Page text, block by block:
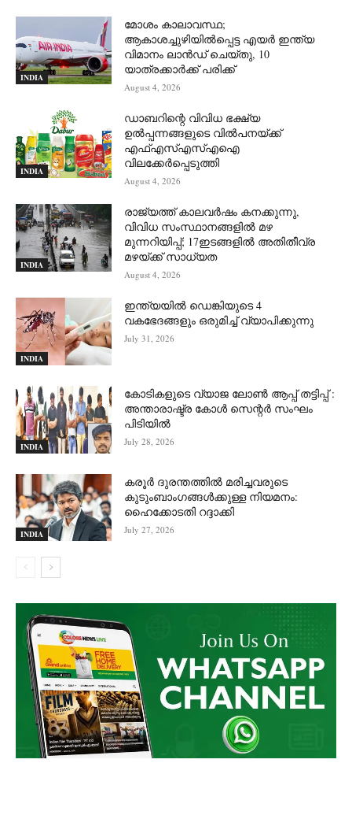
INDIA
മോശം കാലാവസ്ഥ;
ആകാശച്ചുഴിയില്‍പ്പെട്ട എയര്‍ ഇന്ത്യ
വിമാനം ലാന്‍ഡ് ചെയ്തു, 10
യാത്രക്കാര്‍ക്ക് പരിക്ക്
August 4, 2026
INDIA
ഡാബറിന്റെ വിവിധ ഭക്ഷ്യ
ഉൽപ്പന്നങ്ങളുടെ വിൽപനയ്ക്ക്
എഫ്എസ്എസ്എഐ
വിലക്കേർപ്പെടുത്തി
August 4, 2026
INDIA
രാജ്യത്ത് കാലവർഷം കനക്കുന്നു,
വിവിധ സംസ്ഥാനങ്ങളിൽ മഴ
മുന്നറിയിപ്പ്; 17ഇടങ്ങളിൽ അതിതീവ്ര
മഴയ്ക്ക് സാധ്യത
August 4, 2026
INDIA
ഇന്ത്യയിൽ ഡെങ്കിയുടെ 4
വകഭേദങ്ങളും ഒരുമിച്ച് വ്യാപിക്കുന്നു
July 31, 2026
INDIA
കോടികളുടെ വ്യാജ ലോൺ ആപ്പ് തട്ടിപ്പ് :
അന്താരാഷ്ട്ര കോൾ സെന്റർ സംഘം
പിടിയില്‍
July 28, 2026
INDIA
കരൂർ ദുരന്തത്തിൽ മരിച്ചവരുടെ
കുടുംബാംഗങ്ങൾക്കുള്ള നിയമനം:
ഹൈക്കോടതി റദ്ദാക്കി
July 27, 2026